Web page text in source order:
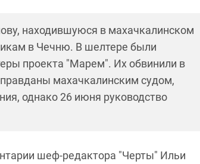
находившуюся в махачкалинском
в Чечню. В шелтере были
проекта "Марем". Их обвинили в
махачкалинским судом,
однако 26 июня руководство
шеф-редактора "Черты" Ильи